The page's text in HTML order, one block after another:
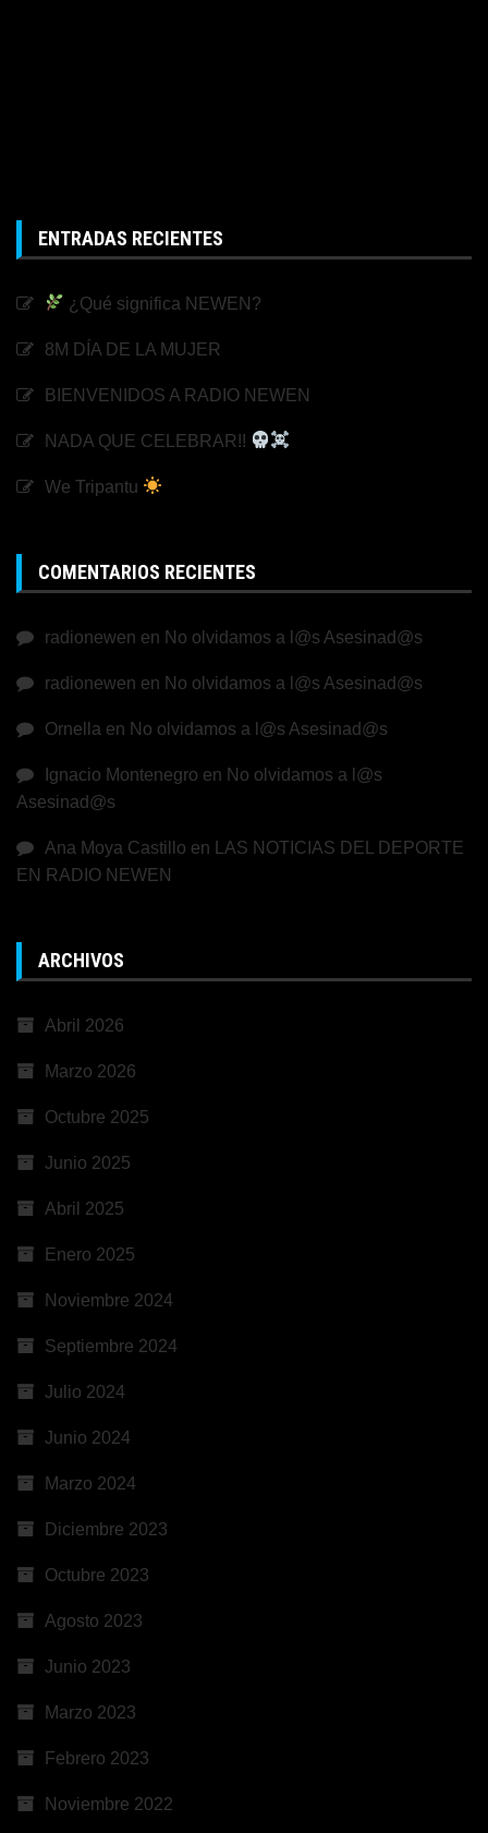
ENTRADAS RECIENTES
¿Qué significa NEWEN?
8M DÍA DE LA MUJER
BIENVENIDOS A RADIO NEWEN
NADA QUE CELEBRAR!!
We Tripantu
COMENTARIOS RECIENTES
radionewen en No olvidamos a l@s Asesinad@s
radionewen en No olvidamos a l@s Asesinad@s
Ornella en No olvidamos a l@s Asesinad@s
Ignacio Montenegro en No olvidamos a l@s
Asesinad@s
Ana Moya Castillo en
LAS NOTICIAS DEL DEPORTE
EN RADIO NEWEN
ARCHIVOS
Abril 2026
Marzo 2026
Octubre 2025
Junio 2025
Abril 2025
Enero 2025
Noviembre 2024
Septiembre 2024
Julio 2024
Junio 2024
Marzo 2024
Diciembre 2023
Octubre 2023
Agosto 2023
Junio 2023
Marzo 2023
Febrero 2023
Noviembre 2022